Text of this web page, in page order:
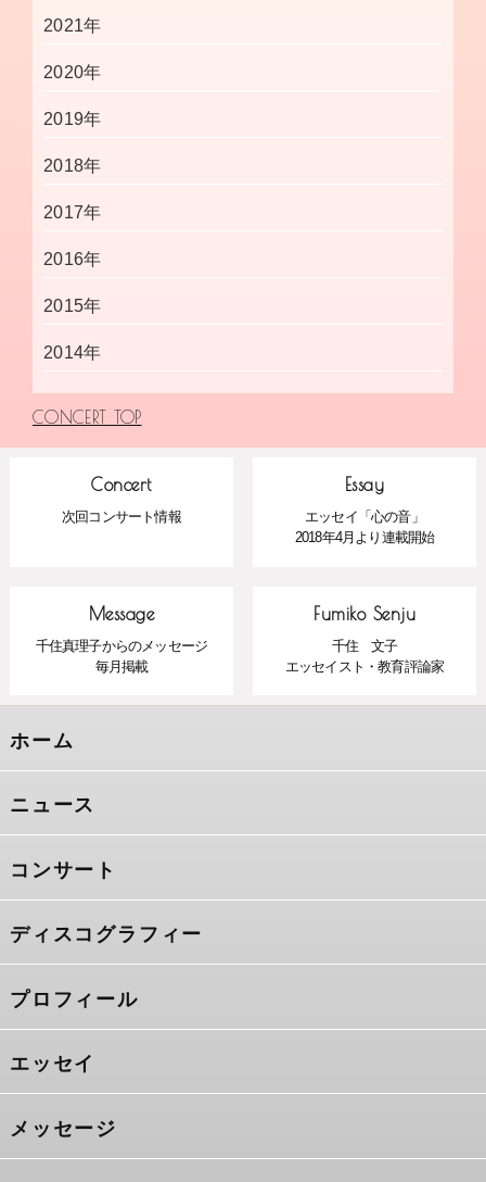
2021年
2020年
2019年
2018年
2017年
2016年
2015年
2014年
CONCERT TOP
Concert
次回コンサート情報
Essay
エッセイ「心の音」
2018年4月より連載開始
Message
千住真理子からのメッセージ
毎月掲載
Fumiko Senju
千住 文子
エッセイスト・教育評論家
ホーム
ニュース
コンサート
ディスコグラフィー
プロフィール
エッセイ
メッセージ